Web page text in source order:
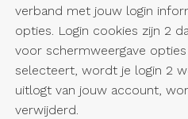
verband met jouw login
opties. Login cookies zijn 2
voor schermweergave opties
selecteert, wordt je login 2
uitlogt van jouw account,
verwijderd.